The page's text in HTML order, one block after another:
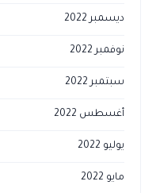
ديسمبر 2022
نوفمبر 2022
سبتمبر 2022
أغسطس 2022
يوليو 2022
مايو 2022